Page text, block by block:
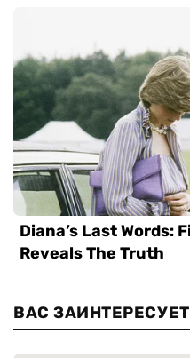
ВАС ЗАИНТЕРЕСУЕТ